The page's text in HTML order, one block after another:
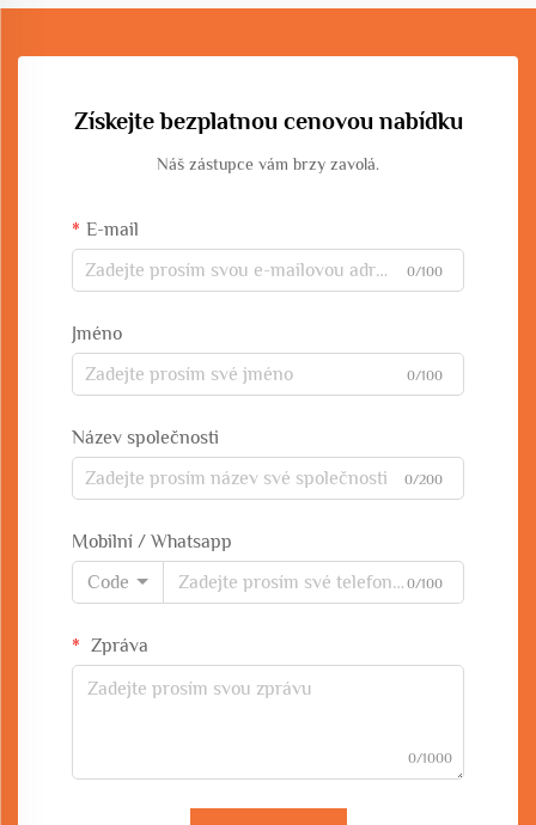
Získejte bezplatnou cenovou nabídku
Náš zástupce vám brzy zavolá.
E-mail
0/100
Jméno
0/100
Název společnosti
0/200
Mobilní / Whatsapp
Code
0/100
Zpráva
0/1000